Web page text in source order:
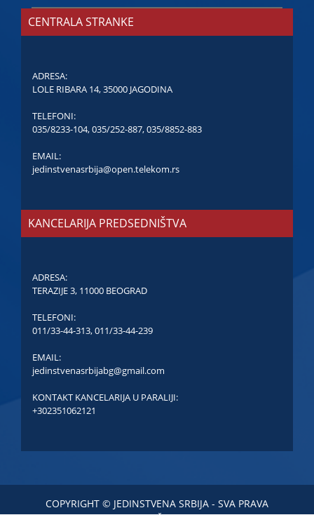
CENTRALA STRANKE
ADRESA:
LOLE RIBARA 14, 35000 JAGODINA
TELEFONI:
035/8233-104,035/252-887,035/8852-883
EMAIL:
jedinstvenasrbija@open.telekom.rs
KANCELARIJA PREDSEDNIŠTVA
ADRESA:
TERAZIJE 3, 11000 BEOGRAD
TELEFONI:
011/33-44-313,011/33-44-239
EMAIL:
jedinstvenasrbijabg@gmail.com
KONTAKT KANCELARIJA U PARALIJI:
+302351062121
COPYRIGHT © JEDINSTVENA SRBIJA - SVA PRAVA